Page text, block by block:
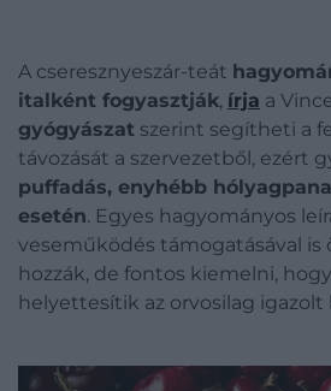
A cseresznyeszár-teát
italként fogyasztják, írja a
gyógyászat szerint segítheti a
távozását a szervezetből, ezért
puffadás, enyhébb
esetén. Egyes hagyományos
veseműködés támogatásával is
hozzák, de fontos kiemelni,
helyettesítik az orvosilag igazolt